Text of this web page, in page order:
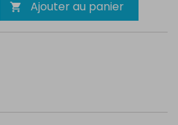
 Ajouter au panier